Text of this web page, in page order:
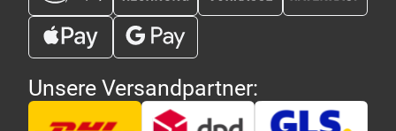
Unsere Versandpartner: